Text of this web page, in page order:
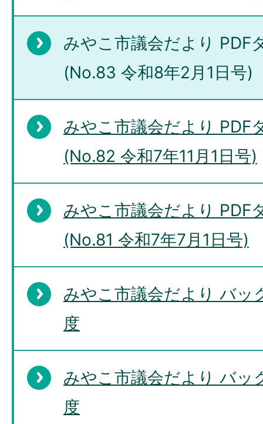
みやこ市議会だより PDF
(No.83 令和8年2月1日号)
みやこ市議会だより PDF
(No.82 令和7年11月1日号)
みやこ市議会だより PDF
(No.81 令和7年7月1日号)
みやこ市議会だより バッ
度
みやこ市議会だより バッ
度